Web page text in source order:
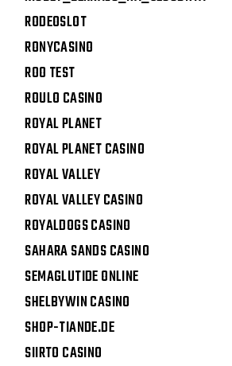
RODEOSLOT
RONYCASINO
ROO TEST
ROULO CASINO
ROYAL PLANET
ROYAL PLANET CASINO
ROYAL VALLEY
ROYAL VALLEY CASINO
ROYALDOGS CASINO
SAHARA SANDS CASINO
SEMAGLUTIDE ONLINE
SHELBYWIN CASINO
SHOP-TIANDE.DE
SIIRTO CASINO